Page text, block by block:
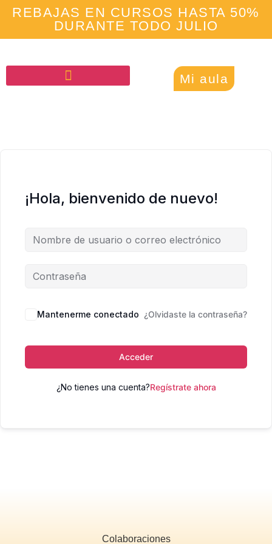
REBAJAS EN CURSOS HASTA 50%
DURANTE TODO JULIO
Mi aula
¡Hola, bienvenido de nuevo!
Mantenerme conectado ¿Olvidaste la contraseña?
Acceder
¿No tienes una cuenta?Regístrate ahora
Colaboraciones